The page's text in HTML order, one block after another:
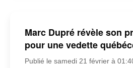
Marc Dupré révèle son
pour une vedette
Publié le samedi 21 février à